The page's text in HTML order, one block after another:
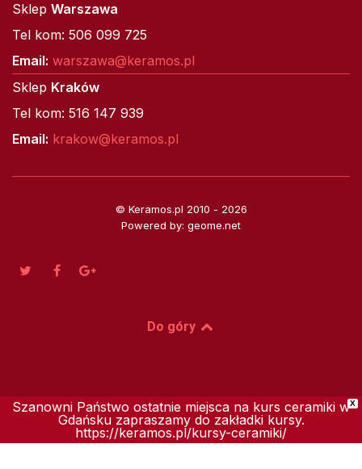
Sklep Warszawa
Tel kom: 506 099 725
Email: warszawa@keramos.pl
Sklep Kraków
Tel kom: 516 147 939
Email: krakow@keramos.pl
© Keramos.pl 2010 - 2026
Powered by: geome.net
Do góry
X
Szanowni Państwo ostatnie miejsca na kurs ceramiki w
Gdańsku zapraszamy do zakładki kursy.
https://keramos.pl/kursy-ceramiki/